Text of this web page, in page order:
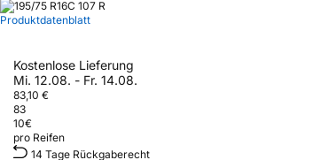
Produktdatenblatt
Kostenlose Lieferung
Mi. 12.08. - Fr. 14.08.
83,10 €
83
10€
pro Reifen
14 Tage Rückgaberecht